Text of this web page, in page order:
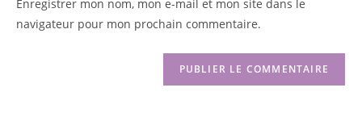
Enregistrer mon nom, mon e-mail et mon site dans le
navigateur pour mon prochain commentaire.